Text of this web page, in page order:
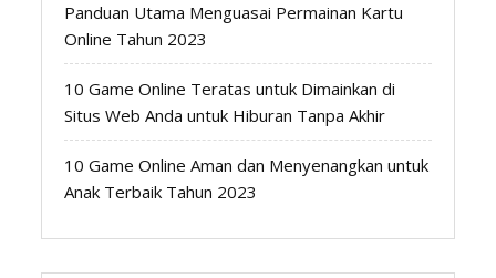
Panduan Utama Menguasai Permainan Kartu
Online Tahun 2023
10 Game Online Teratas untuk Dimainkan di
Situs Web Anda untuk Hiburan Tanpa Akhir
10 Game Online Aman dan Menyenangkan untuk
Anak Terbaik Tahun 2023